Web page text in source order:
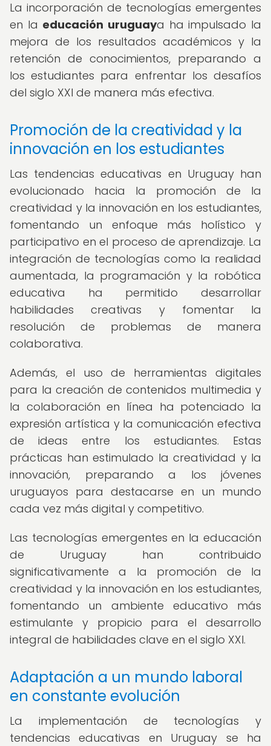
La incorporación de tecnologías emergentes
en la educación uruguaya ha impulsado la
mejora de los resultados académicos y la
retención de conocimientos, preparando a
los estudiantes para enfrentar los desafíos
del siglo XXI de manera más efectiva.
Promoción de la creatividad y la
innovación en los estudiantes
Las tendencias educativas en Uruguay han
evolucionado hacia la promoción de la
creatividad y la innovación en los estudiantes,
fomentando un enfoque más holístico y
participativo en el proceso de aprendizaje. La
integración de tecnologías como la realidad
aumentada, la programación y la robótica
educativa ha permitido desarrollar
habilidades creativas y fomentar la
resolución de problemas de manera
colaborativa.
Además, el uso de herramientas digitales
para la creación de contenidos multimedia y
la colaboración en línea ha potenciado la
expresión artística y la comunicación efectiva
de ideas entre los estudiantes. Estas
prácticas han estimulado la creatividad y la
innovación, preparando a los jóvenes
uruguayos para destacarse en un mundo
cada vez más digital y competitivo.
Las tecnologías emergentes en la educación
de Uruguay han contribuido
significativamente a la promoción de la
creatividad y la innovación en los estudiantes,
fomentando un ambiente educativo más
estimulante y propicio para el desarrollo
integral de habilidades clave en el siglo XXI.
Adaptación a un mundo laboral
en constante evolución
La implementación de tecnologías y
tendencias educativas en Uruguay se ha